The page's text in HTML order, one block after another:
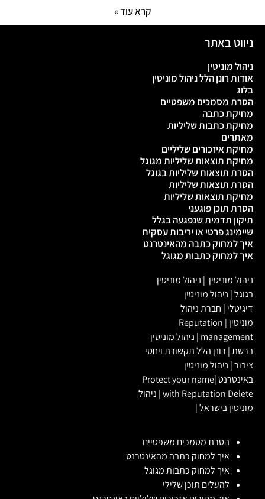
קרא עוד »
ניווט באתר
ניהול מוניטין
אודות רונן הלל ניהול מוניטין
בלוג
הסרת מסמכים משפטיים
מחיקת כתבה
מחיקת כתבות שליליות
מאתרים
מחיקת איזכורים שליליים
מחיקת תוצאות שליליות מגוגל
הסרת תוצאות שליליות בגוגל
הסרת תוצאות שליליות
מחיקת תוצאות שליליות
הסרת תוכן פוגעני
תיקון תדמית שנפגעה בגלל
שיימינג פרטי או יריבות עסקית
איך למחוק כתבה מהאינטרנט
איך למחוק כתבות מגוגל
ניהול מוניטין | ניהול מוניטין
בגוגל| ניהול מוניטין
דיגיטלי | חברת ניהול
מוניטין |
Reputation
management
| ניהול מוניטין
ברשת| רונן הלל תקשורת ויחסי
ציבור| ניהול מוניטין
באינטרנט|
Protect your name
with Reputation Delete
| ניהול
מוניטין בישראל|
הסרת מסמכים משפטיים
איך למחוק כתבה מהאינטרנט
איך למחוק כתבות מגוגל
להעלים תוכן שלילי